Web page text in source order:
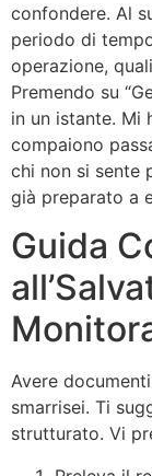
confondere. Al
periodo di
operazione,
Premendo su
in un istante. Mi
compaiono
chi non si sente
già preparato a
Guida
Avere
smarrisei. Ti
strutturato. Vi